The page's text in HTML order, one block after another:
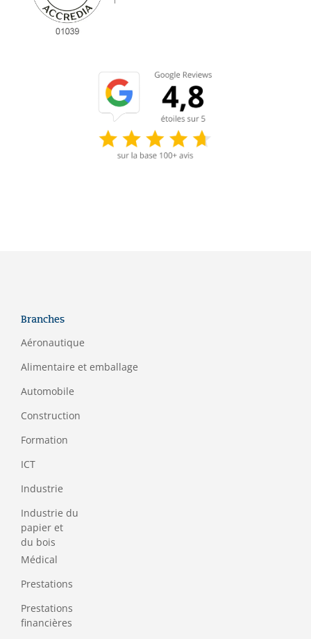
Branches
Aéronautique
Alimentaire et emballage
Automobile
Construction
Formation
ICT
Industrie
Industrie du
papier et
du bois
Médical
Prestations
Prestations
financières